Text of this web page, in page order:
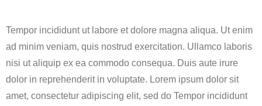
Tempor incididunt ut labore et dolore magna aliqua. Ut enim
ad minim veniam, quis nostrud exercitation. Ullamco laboris
nisi ut aliquip ex ea commodo consequa. Duis aute irure
dolor in reprehenderit in voluptate. Lorem ipsum dolor sit
amet, consectetur adipiscing elit, sed do Tempor incididunt